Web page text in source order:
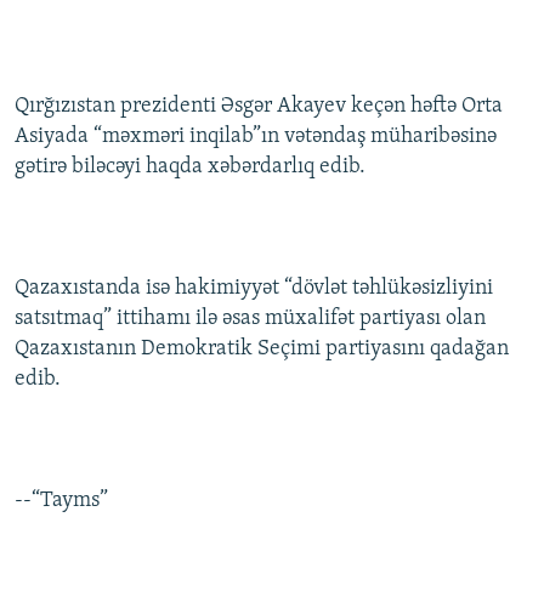
Qırğızıstan prezidenti Əsgər Akayev keçən həftə Orta
Asiyada “məxməri inqilab”ın vətəndaş müharibəsinə
gətirə biləcəyi haqda xəbərdarlıq edib.
Qazaxıstanda isə hakimiyyət “dövlət təhlükəsizliyini
satsıtmaq” ittihamı ilə əsas müxalifət partiyası olan
Qazaxıstanın Demokratik Seçimi partiyasını qadağan
edib.
--“Tayms”